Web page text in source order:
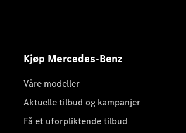
Kjøp Mercedes-Benz
Våre modeller
Aktuelle tilbud og kampanjer
Få et uforpliktende tilbud